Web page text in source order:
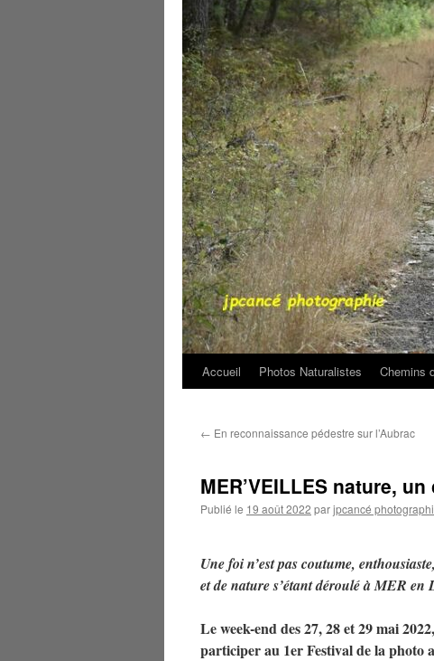
Accueil Photos Naturalistes Chemins
← En reconnaissance pédestre sur l’Aubrac
MER’VEILLES nature,
Publié le 19 août 2022 parjpcancé
Une foi n’est pas coutume,
et de nature s’étant déroulé à MER
Le week-end des 27, 28 et 29 mai
participer au 1er Festival de la photo